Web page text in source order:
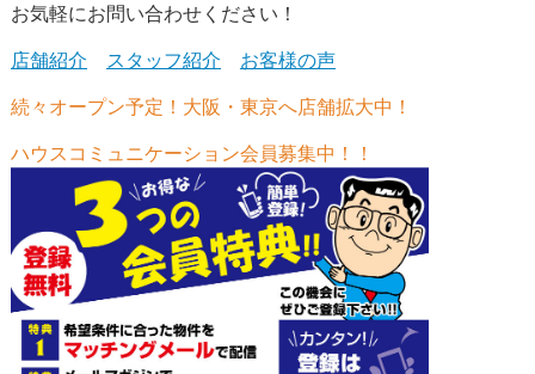
お気軽にお問い合わせください！
店舗紹介 スタッフ紹介 お客様の声
続々オープン予定！大阪・東京へ店舗拡大中！
ハウスコミュニケーション会員募集中！！